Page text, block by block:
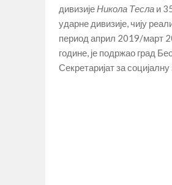
дивизије Никола Тесла и
ударне дивизије, чију
период април 2019/март
године, је подржао град
Секретаријат за социјалну